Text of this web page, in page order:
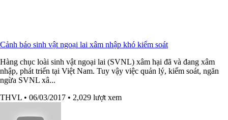
Cảnh báo sinh vật ngoại lai xâm nhập khó kiểm soát
Hàng chục loài sinh vật ngoại lai (SVNL) xâm hại đã và đang xâm
nhập, phát triển tại Việt Nam. Tuy vậy việc quản lý, kiểm soát, ngăn
ngừa SVNL xâ...
THVL • 06/03/2017 • 2,029 lượt xem